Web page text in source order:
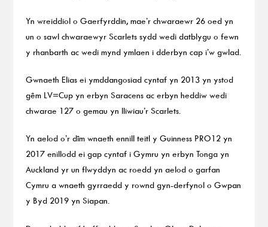
Yn wreiddiol o Gaerfyrddin, mae’r chwaraewr 26 oed yn
un o sawl chwaraewyr Scarlets sydd wedi datblygu o fewn
y rhanbarth ac wedi mynd ymlaen i dderbyn cap i’w gwlad.
Gwnaeth Elias ei ymddangosiad cyntaf yn 2013 yn ystod
gêm LV=Cup yn erbyn Saracens ac erbyn heddiw wedi
chwarae 127 o gemau yn lliwiau’r Scarlets.
Yn aelod o’r dîm wnaeth ennill teitl y Guinness PRO12 yn
2017 enillodd ei gap cyntaf i Gymru yn erbyn Tonga yn
Auckland yr un flwyddyn ac roedd yn aelod o garfan
Cymru a wnaeth gyrraedd y rownd gyn-derfynol o Gwpan
y Byd 2019 yn Siapan.